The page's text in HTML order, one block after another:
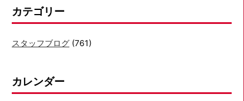
カテゴリー
スタッフブログ (761)
カレンダー